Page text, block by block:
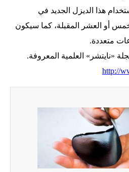
هذا الديزل الجديد في
أو العشر المقبلة، كما سيكون
متعددة.
«نايتشر» العلمية المعروفة.
http://